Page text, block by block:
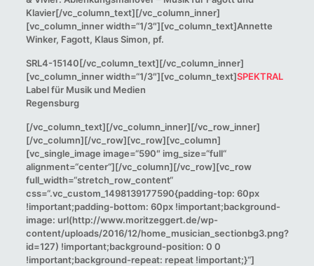
Klavier[/vc_column_text][/vc_column_inner]
[vc_column_inner width=“1/3″][vc_column_text]Annette
Winker, Fagott, Klaus Simon, pf.
SRL4-15140[/vc_column_text][/vc_column_inner]
[vc_column_inner width=“1/3″][vc_column_text]SPEKTRAL
Label für Musik und Medien
Regensburg
[/vc_column_text][/vc_column_inner][/vc_row_inner]
[/vc_column][/vc_row][vc_row][vc_column]
[vc_single_image image=“590″ img_size=“full“
alignment=“center“][/vc_column][/vc_row][vc_row
full_width=“stretch_row_content“
css=“.vc_custom_1498139177590{padding-top: 60px
!important;padding-bottom: 60px !important;background-
image: url(http://www.moritzeggert.de/wp-
content/uploads/2016/12/home_musician_sectionbg3.png?
id=127) !important;background-position: 0 0
!important;background-repeat: repeat !important;}“]